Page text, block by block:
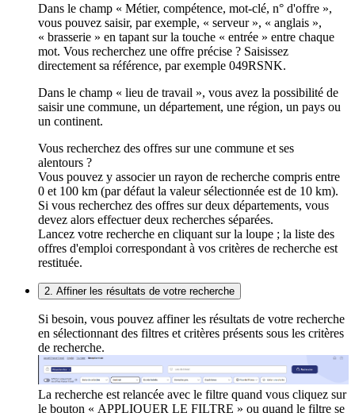
Dans le champ « Métier, compétence, mot-clé, n° d'offre »,
vous pouvez saisir, par exemple, « serveur », « anglais »,
« brasserie » en tapant sur la touche « entrée » entre chaque
mot. Vous recherchez une offre précise ? Saisissez
directement sa référence, par exemple 049RSNK.
Dans le champ « lieu de travail », vous avez la possibilité de
saisir une commune, un département, une région, un pays ou
un continent.
Vous recherchez des offres sur une commune et ses
alentours ?
Vous pouvez y associer un rayon de recherche compris entre
0 et 100 km (par défaut la valeur sélectionnée est de 10 km).
Si vous recherchez des offres sur deux départements, vous
devez alors effectuer deux recherches séparées.
Lancez votre recherche en cliquant sur la loupe ; la liste des
offres d'emploi correspondant à vos critères de recherche est
restituée.
2. Affiner les résultats de votre recherche
Si besoin, vous pouvez affiner les résultats de votre recherche
en sélectionnant des filtres et critères présents sous les critères
de recherche.
La recherche est relancée avec le filtre quand vous cliquez sur
le bouton « APPLIQUER LE FILTRE » ou quand le filtre se